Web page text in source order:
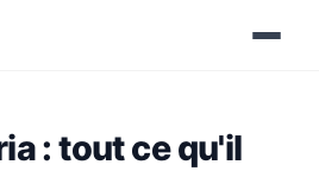
: tout ce qu'il